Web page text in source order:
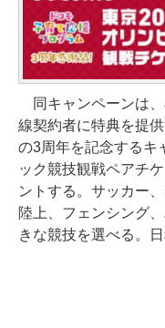
同キャンペーンは、
線契約者に特典を提
の3周年を記念するキ
ック競技観戦ペアチ
ントする。サッカー
陸上、フェンシング
きな競技を選べる。